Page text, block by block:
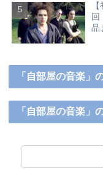
品
「自部屋の音楽」
「自部屋の音楽」